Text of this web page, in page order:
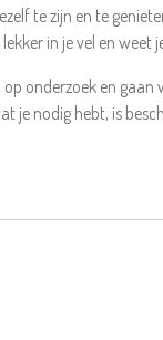
te zijn en te
in je vel en weet
onderzoek en gaan
je nodig hebt, is